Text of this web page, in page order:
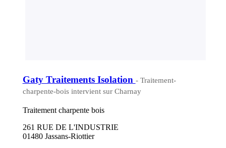
Gaty Traitements Isolation - Traitement-
charpente-bois intervient sur Charnay
Traitement charpente bois
261 RUE DE L'INDUSTRIE
01480 Jassans-Riottier